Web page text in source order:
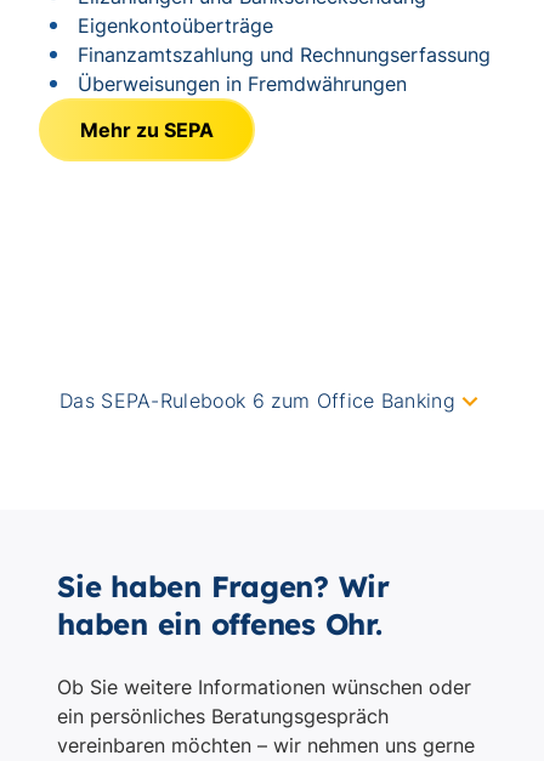
Sie haben Fragen? Wir
haben ein offenes Ohr.
Ob Sie weitere Informationen wünschen oder
ein persönliches Beratungsgespräch
vereinbaren möchten – wir nehmen uns gerne